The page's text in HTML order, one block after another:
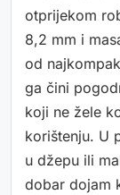
otprijekom
8,2 mm i
od
ga čini
koji ne žele
korištenju. U
u džepu ili
dobar dojam